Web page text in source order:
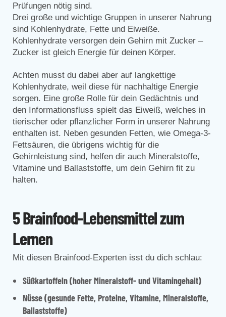
Prüfungen nötig sind.
Drei große und wichtige Gruppen in unserer Nahrung
sind Kohlenhydrate, Fette und Eiweiße.
Kohlenhydrate versorgen dein Gehirn mit Zucker –
Zucker ist gleich Energie für deinen Körper.
Achten musst du dabei aber auf langkettige
Kohlenhydrate, weil diese für nachhaltige Energie
sorgen. Eine große Rolle für dein Gedächtnis und
den Informationsfluss spielt das Eiweiß, welches in
tierischer oder pflanzlicher Form in unserer Nahrung
enthalten ist. Neben gesunden Fetten, wie Omega-3-
Fettsäuren, die übrigens wichtig für die
Gehirnleistung sind, helfen dir auch Mineralstoffe,
Vitamine und Ballaststoffe, um dein Gehirn fit zu
halten.
5 Brainfood-Lebensmittel zum
Lernen
Mit diesen Brainfood-Experten isst du dich schlau:
Süßkartoffeln (hoher Mineralstoff- und Vitamingehalt)
Nüsse (gesunde Fette, Proteine, Vitamine, Mineralstoffe,
Ballaststoffe)